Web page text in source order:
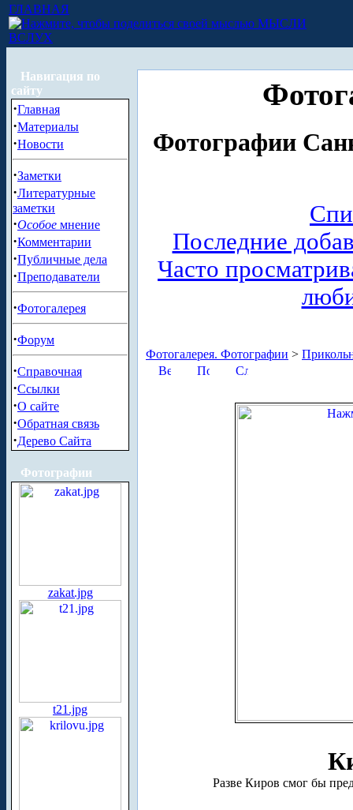
ГЛАВНАЯ
МЫСЛИ
ВСЛУХ
Навигация по
сайту
·Главная
·Материалы
·Новости
·Заметки
·Литературные
заметки
·Особое мнение
·Комментарии
·Публичные дела
·Преподаватели
·Фотогалерея
·Форум
·Справочная
·Ссылки
·О сайте
·Обратная связь
·Дерево Сайта
Фотографии
zakat.jpg
t21.jpg
Фотографии
Последние
Часто
Фотогалерея. Фотографии >
Разве Киров смог бы